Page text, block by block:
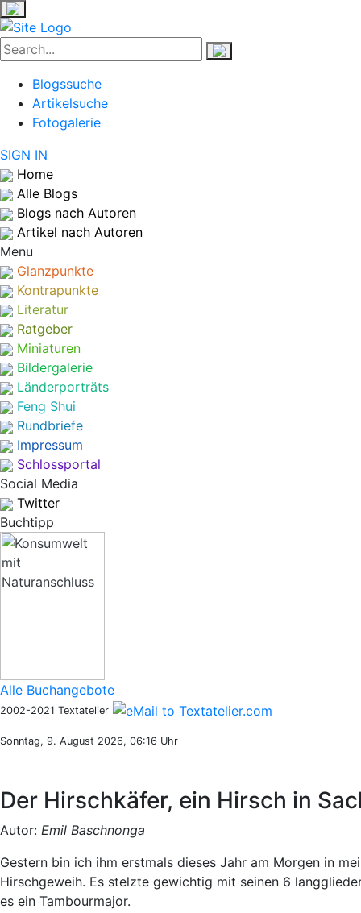
Blogssuche
Artikelsuche
Fotogalerie
SIGN IN
Home
Alle Blogs
Blogs nach Autoren
Artikel nach Autoren
Menu
Glanzpunkte
Kontrapunkte
Literatur
Ratgeber
Miniaturen
Bildergalerie
Länderporträts
Feng Shui
Rundbriefe
Impressum
Schlossportal
Social Media
Twitter
Buchtipp
Alle Buchangebote
2002-2021 Textatelier
Sonntag, 9. August 2026, 06:16 Uhr
Der Hirschkäfer, ein Hirsch in
Autor: Emil Baschnonga
Gestern bin ich ihm erstmals dieses Jahr am Morgen in
Hirschgeweih. Es stelzte gewichtig mit seinen 6
es ein Tambourmajor.